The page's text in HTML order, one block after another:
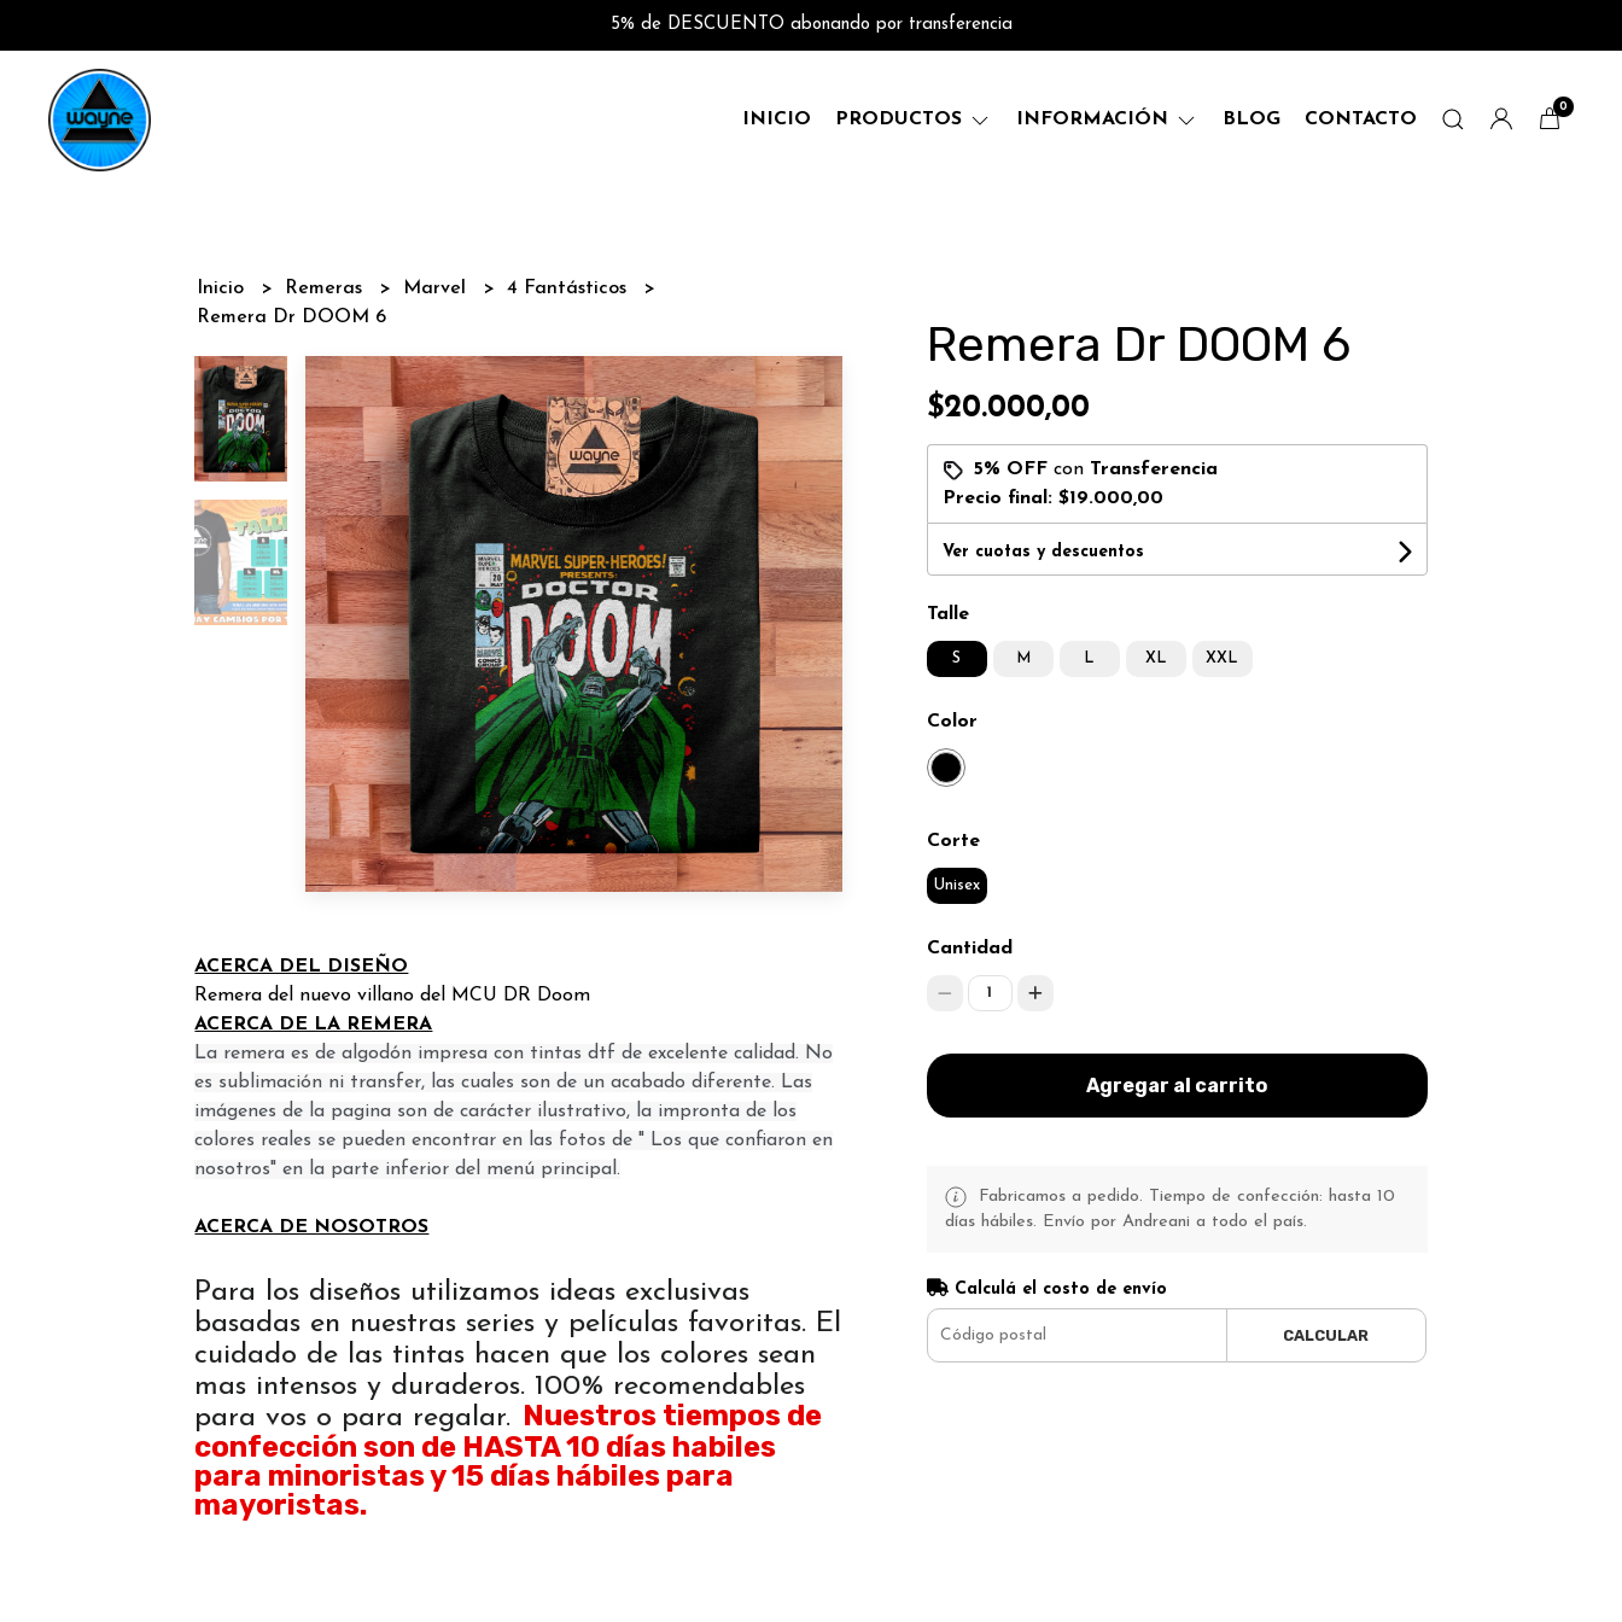
5% de DESCUENTO abonando por transferencia
INICIO PRODUCTOS INFORMACIÓN BLOG CONTACTO
0
Inicio Remeras Marvel
4 Fantásticos
Remera Dr DOOM 6
ACERCA DEL DISEÑO
Remera del nuevo villano del MCU DR Doom
ACERCA DE LA REMERA
La remera es de algodón impresa con tintas dtf de excelente calidad. No
es sublimación ni transfer, las cuales son de un acabado diferente. Las
imágenes de la pagina son de carácter ilustrativo, la impronta de los
colores reales se pueden encontrar en las fotos de " Los que confiaron en
nosotros" en la parte inferior del menú principal.
ACERCA DE NOSOTROS
Para los diseños utilizamos ideas exclusivas
basadas en nuestras series y películas favoritas. El
cuidado de las tintas hacen que los colores sean
mas intensos y duraderos. 100% recomendables
para vos o para regalar. Nuestros tiempos de
confección son de HASTA 10 días habiles
para minoristas y 15 días hábiles para
mayoristas.
Remera Dr DOOM 6
$20.000,00
5% OFFcon Transferencia
Precio final: $19.000,00
Ver cuotas y descuentos
Talle
S M L XL XXL
Color
Corte
Unisex
Cantidad
1
Agregar al carrito
Fabricamos a pedido. Tiempo de confección: hasta 10
días hábiles. Envío por Andreani a todo el país.
Calculá el costo de envío
CALCULAR